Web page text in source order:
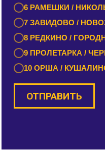
6 РАМЕШКИ /
7 ЗАВИДОВО /
8 РЕДКИНО /
9 ПРОЛЕТАРКА /
10 ОРША /
ОТПРАВИТЬ